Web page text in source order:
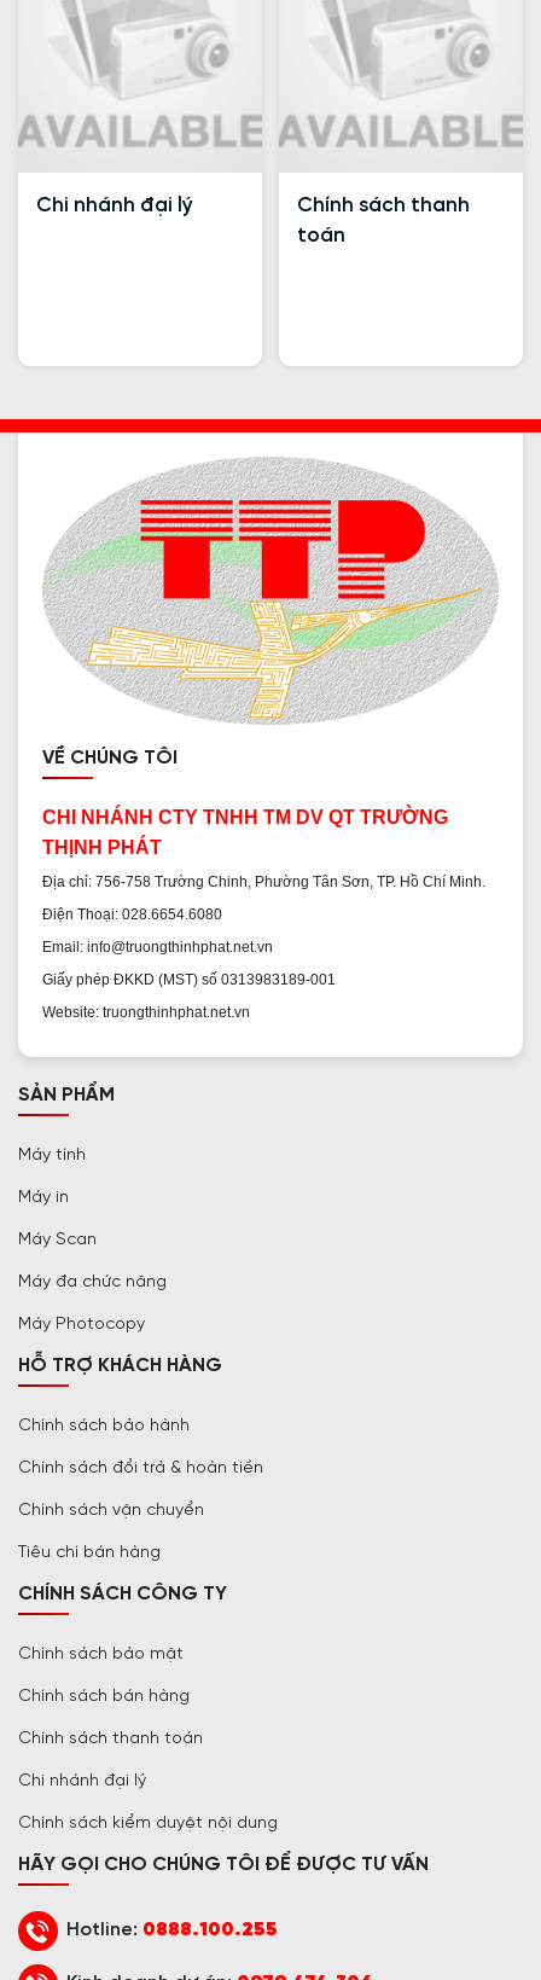
Chi nhánh đại lý
Chính sách thanh
toán
VỀ CHÚNG TÔI
CHI NHÁNH CTY TNHH TM DV QT TRƯỜNG
THỊNH PHÁT
Địa chỉ: 756-758 Trường Chinh, Phường Tân Sơn, TP. Hồ Chí Minh.
Điện Thoại: 028.6654.6080
Email: info@truongthinhphat.net.vn
Giấy phép ĐKKD (MST) số 0313983189-001
Website: truongthinhphat.net.vn
SẢN PHẨM
Máy tính
Máy in
Máy Scan
Máy đa chức năng
Máy Photocopy
HỖ TRỢ KHÁCH HÀNG
Chính sách bảo hành
Chính sách đổi trả & hoàn tiền
Chính sách vận chuyển
Tiêu chí bán hàng
CHÍNH SÁCH CÔNG TY
Chính sách bảo mật
Chính sách bán hàng
Chính sách thanh toán
Chi nhánh đại lý
Chính sách kiểm duyệt nội dung
HÃY GỌI CHO CHÚNG TÔI ĐỂ ĐƯỢC TƯ VẤN
Hotline: 0888.100.255